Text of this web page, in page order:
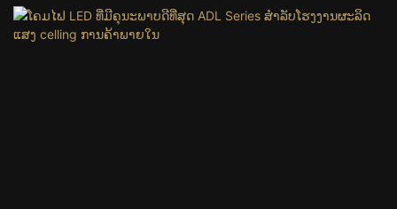
ສາຫະກໍາ illumination ສໍາລັບໃນໄລຍະ 18 ປີ. ພວກເຮົາມີ
ຄວາມໄດ້ປຽບຫຼາຍໃນການຜະລິດປະເພດນີ້. ໃຫ້ຊອກຫາ.